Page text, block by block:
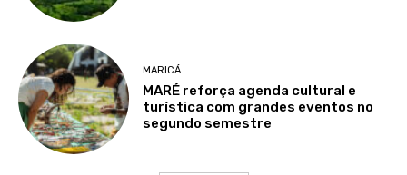
MARICÁ
MARÉ reforça agenda cultural e
turística com grandes eventos no
segundo semestre